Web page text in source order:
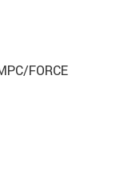
FORCE